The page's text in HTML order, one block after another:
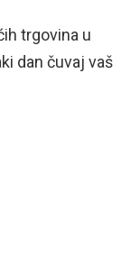
trgovina u
dan čuvaj vaš